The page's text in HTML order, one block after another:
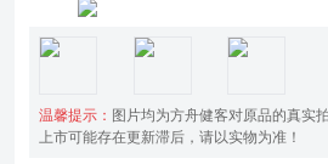
温馨提示： 图片均为方舟健客对原品的真实
上市可能存在更新滞后，请以实物为准！